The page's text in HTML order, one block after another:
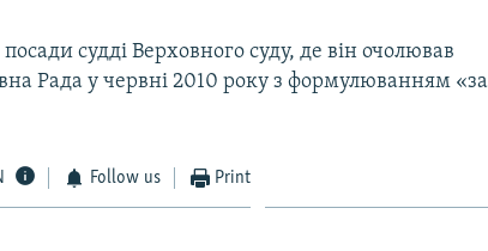
судді Верховного суду, де він очолював
Рада у червні 2010 року з формулюванням «за
Follow us Print